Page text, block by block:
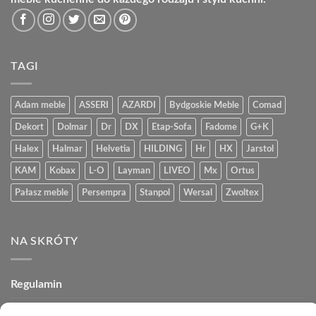
TAGI
Adam meble ASSERI AZARDI Bydgoskie Meble Comad
Dekort Dolmar Dr DX Etap-Sofa Fadome G+K
Halex Halmar Helvetia HILDING Hr HX Jarstol
KAM Kobax L-O Layman LIVEO Mx Ortus
Pałasz meble Persempra Stanpol Wersal Zwoltex
NA SKRÓTY
Regulamin